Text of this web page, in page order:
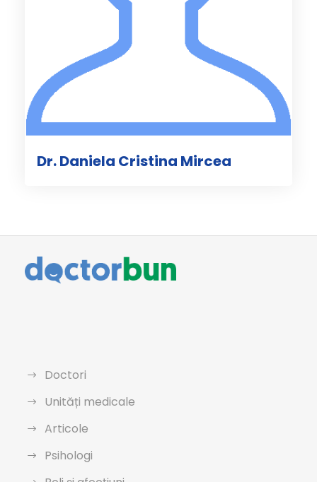
Dr. Daniela Cristina Mircea
Doctori
Unități medicale
Articole
Psihologi